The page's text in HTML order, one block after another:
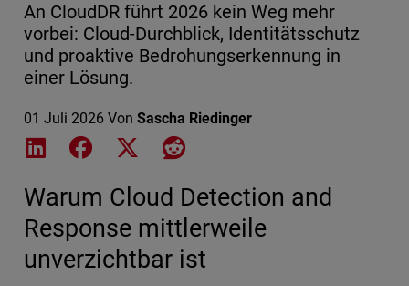
An CloudDR führt 2026 kein Weg mehr
vorbei: Cloud-Durchblick, Identitätsschutz
und proaktive Bedrohungserkennung in
einer Lösung.
01 Juli 2026 Von Sascha Riedinger
Share on LinkedIn
Share on Facebook
Share on XShare on Reddit
Warum Cloud Detection and
Response mittlerweile
unverzichtbar ist